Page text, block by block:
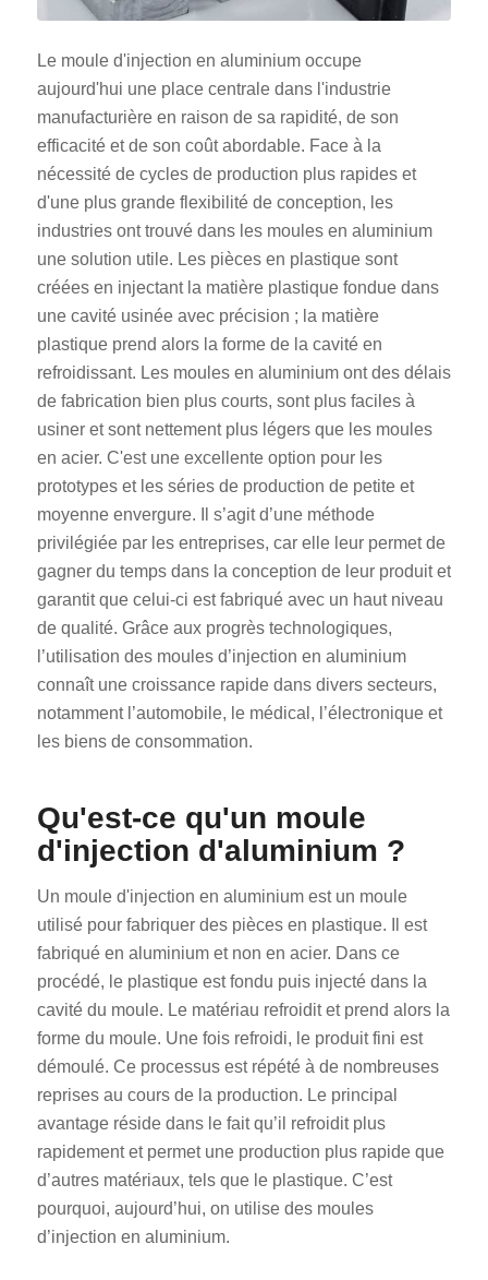
Le moule d'injection en aluminium occupe
aujourd'hui une place centrale dans l'industrie
manufacturière en raison de sa rapidité, de son
efficacité et de son coût abordable. Face à la
nécessité de cycles de production plus rapides et
d'une plus grande flexibilité de conception, les
industries ont trouvé dans les moules en aluminium
une solution utile. Les pièces en plastique sont
créées en injectant la matière plastique fondue dans
une cavité usinée avec précision ; la matière
plastique prend alors la forme de la cavité en
refroidissant. Les moules en aluminium ont des délais
de fabrication bien plus courts, sont plus faciles à
usiner et sont nettement plus légers que les moules
en acier. C'est une excellente option pour les
prototypes et les séries de production de petite et
moyenne envergure. Il s’agit d’une méthode
privilégiée par les entreprises, car elle leur permet de
gagner du temps dans la conception de leur produit et
garantit que celui-ci est fabriqué avec un haut niveau
de qualité. Grâce aux progrès technologiques,
l’utilisation des moules d’injection en aluminium
connaît une croissance rapide dans divers secteurs,
notamment l’automobile, le médical, l’électronique et
les biens de consommation.
Qu'est-ce qu'un moule
d'injection d'aluminium ?
Un moule d'injection en aluminium est un moule
utilisé pour fabriquer des pièces en plastique. Il est
fabriqué en aluminium et non en acier. Dans ce
procédé, le plastique est fondu puis injecté dans la
cavité du moule. Le matériau refroidit et prend alors la
forme du moule. Une fois refroidi, le produit fini est
démoulé. Ce processus est répété à de nombreuses
reprises au cours de la production. Le principal
avantage réside dans le fait qu’il refroidit plus
rapidement et permet une production plus rapide que
d’autres matériaux, tels que le plastique. C’est
pourquoi, aujourd’hui, on utilise des moules
d’injection en aluminium.